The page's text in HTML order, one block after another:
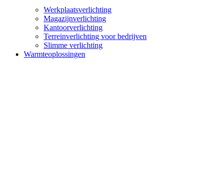
Werkplaatsverlichting
Magazijnverlichting
Kantoorverlichting
Terreinverlichting voor bedrijven
Slimme verlichting
Warmteoplossingen